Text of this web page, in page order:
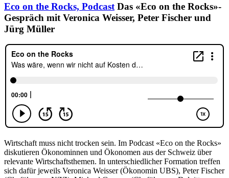
Eco on the Rocks, Podcast Das «Eco on the Rocks»-
Gespräch mit Veronica Weisser, Peter Fischer und
Jürg Müller
Wirtschaft muss nicht trocken sein. Im Podcast «Eco on the Rocks»
diskutieren Ökonominnen und Ökonomen aus der Schweiz über
relevante Wirtschaftsthemen. In unterschiedlicher Formation treffen
sich dafür jeweils Veronica Weisser (Ökonomin UBS), Peter Fischer